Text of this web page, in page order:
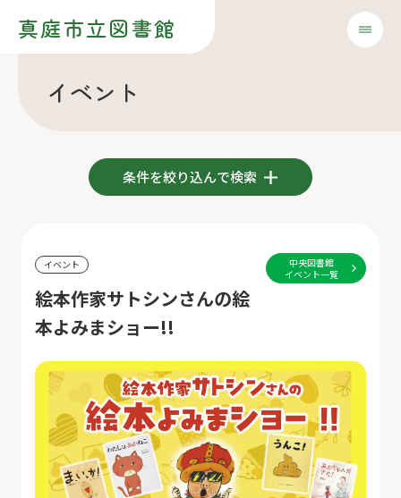
真庭市立図書館
イベント
条件を絞り込んで検索
イベント
絵本作家サトシンさんの絵
本よみまショー!!
中央図書館
イベント一覧